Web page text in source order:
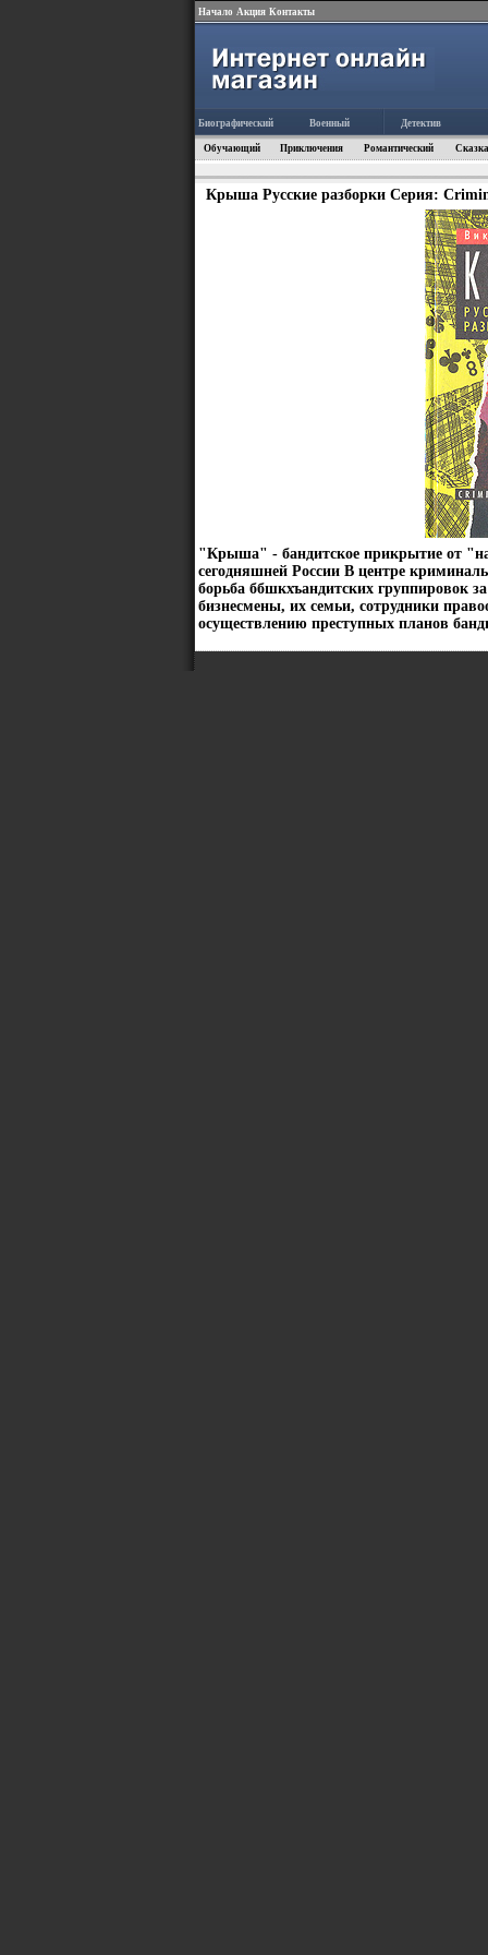
Начало Акция Контакты
Биографический Военный Детектив
Обучающий Приключения Романтический
Крыша Русские разборки Серия:
"Крыша" - бандитское прикрытие от
сегодняшней России В центре
борьба ббшкхъандитских группировок
бизнесмены, их семьи, сотрудники
осуществлению преступных планов